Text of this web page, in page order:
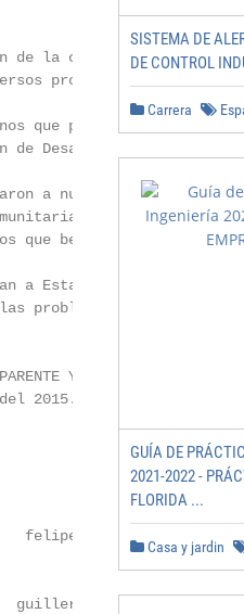
de la comunidad,
proyectos y
que participaron en
de Desarrollo Comunal,
a nuestro primer
fueron
que beneficiaron a
a Estación Central
problemáticas de
Y
2015. Será el
Felipe Zavala
Guillermo Flores
SISTEMA DE
DE CONTROL
Carrera
GUÍA DE
2021-2022 -
FLORIDA ...
Casa y jardin